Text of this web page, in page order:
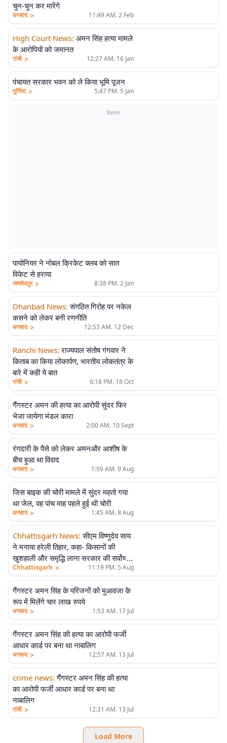
चुन-चुन कर मारेंगे
धनबाद > 11:49 AM. 2 Feb
High Court News: अमन सिंह हत्या मामले
के आरोपियों को जमानत
रांची > 12:27 AM. 16 Jan
पंचायत सरकार भवन को ले किया भूमि पूजन
पूर्णिया > 5:47 PM. 5 Jan
विज्ञापन
पायोनियर ने नोबल क्रिकेट क्लब को सात
विकेट से हराया
जमशेदपुर > 8:38 PM. 2 Jan
Dhanbad News: संगठित गिरोह पर नकेल
कसने को लेकर बनी रणनीति
धनबाद > 12:53 AM. 12 Dec
Ranchi News: राज्यपाल संतोष गंगवार ने
किताब का किया लोकार्पण, भारतीय लोकतंत्र के
बारे में कही ये बात
रांची > 6:18 PM. 18 Oct
गैंगस्टर अमन की हत्या का आरोपी सुंदर फिर
भेजा जायेगा मंडल कारा
धनबाद > 2:00 AM. 10 Sept
रंगदारी के पैसे को लेकर अमनऔर आशीष के
बीच हुआ था विवाद
धनबाद > 1:59 AM. 9 Aug
जिस बाइक की चोरी मामले में सुंदर महतो गया
था जेल, वह पांच माह पहले हुई थी चोरी
धनबाद > 1:45 AM. 8 Aug
Chhattisgarh News: सीएम विष्णुदेव साय
ने मनाया हरेली तिहार, कहा- किसानों की
खुशहाली और समृद्धि लाना सरकार की सर्वोच्च
प्राथमिकता
Chhattisgarh > 11:19 PM. 5 Aug
गैंगस्टर अमन सिंह के परिजनों को मुआवजा के
रूप में मिलेंगे चार लाख रुपये
धनबाद > 1:53 AM. 17 Jul
गैंगस्टर अमन सिंह की हत्या का आरोपी फर्जी
आधार कार्ड पर बना था नाबालिग
धनबाद > 12:57 AM. 13 Jul
crime news: गैंगस्टर अमन सिंह की हत्या
का आरोपी फर्जी आधार कार्ड पर बना था
नाबालिग
रांची > 12:31 AM. 13 Jul
Load More